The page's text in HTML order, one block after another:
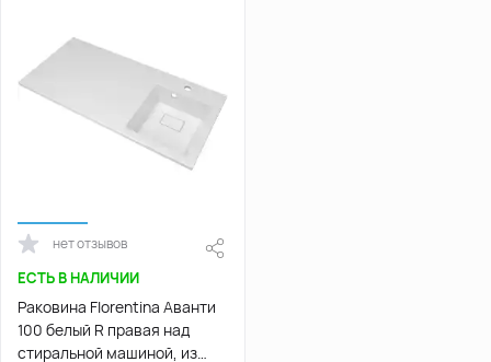
нет отзывов
ЕСТЬ В НАЛИЧИИ
Раковина Florentina Аванти
100 белый R правая над
стиральной машиной, из